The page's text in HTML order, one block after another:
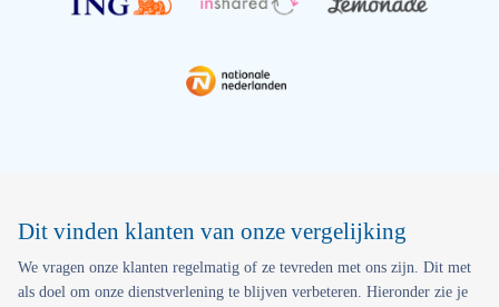
Dit vinden klanten van onze vergelijking
We vragen onze klanten regelmatig of ze tevreden met ons zijn. Dit met
als doel om onze dienstverlening te blijven verbeteren. Hieronder zie je